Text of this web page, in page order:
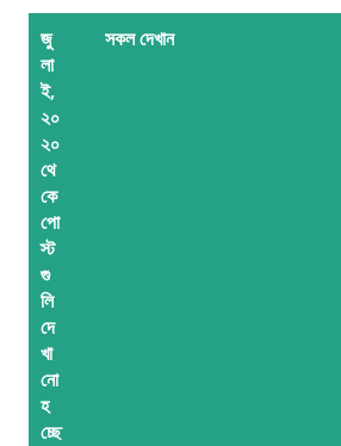
জু
লা
ই,
২০
২০
থে
কে
পো
স্ট
গু
লি
দে
খা
নো
হ
চ্ছে
সকল দেখান